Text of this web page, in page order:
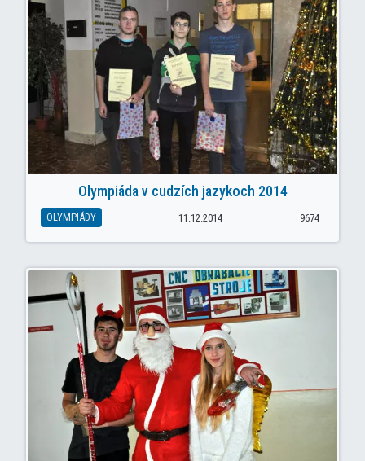
Olympiáda v cudzích jazykoch 2014
OLYMPIÁDY 11.12.2014 9674